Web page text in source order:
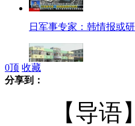
日军事专家：韩情报或
0顶 收藏
分享到：
【导语】